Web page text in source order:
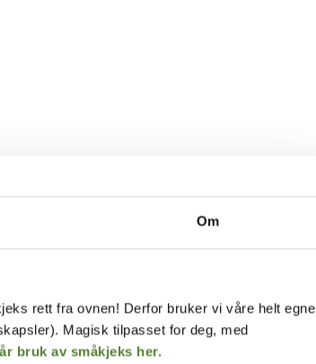
Om
rett fra ovnen! Derfor bruker vi våre helt egne
Magisk tilpasset for deg, med
bruk av småkjeks her.